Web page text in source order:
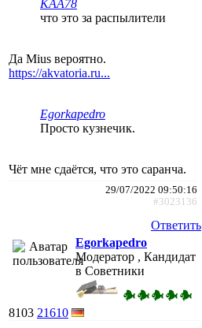
KAA78
что это за распылители
Да Mius вероятно.
https://akvatoria.ru...
Egorkapedro
Просто кузнечик.
Чёт мне сдаётся, что это саранча.
29/07/2022 09:50:16
#3023136
Ответить
Egorkapedro
Модератор , Кандидат
в Советники
8103 21610